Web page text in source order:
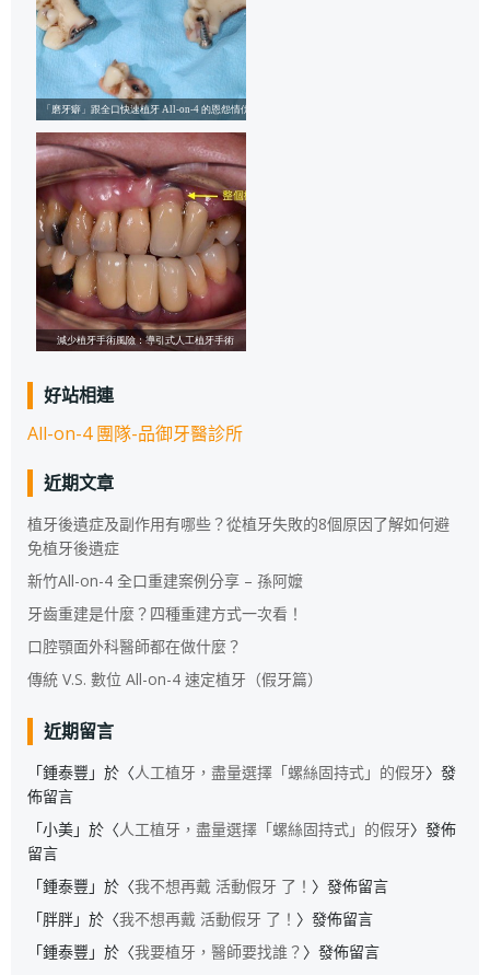
好站相連
All-on-4 團隊-品御牙醫診所
近期文章
植牙後遺症及副作用有哪些？從植牙失敗的8個原因了解如何避
免植牙後遺症
新竹All-on-4 全口重建案例分享 – 孫阿嬤
牙齒重建是什麼？四種重建方式一次看！
口腔顎面外科醫師都在做什麼？
傳統 V.S. 數位 All-on-4 速定植牙（假牙篇）
近期留言
「鍾泰豐 」於〈人工植牙，盡量選擇「螺絲固持式」的假牙〉發
佈留言
「小美」於〈人工植牙，盡量選擇「螺絲固持式」的假牙〉發佈
留言
「鍾泰豐 」於〈我不想再戴 活動假牙 了！ 〉發佈留言
「胖胖」於〈我不想再戴 活動假牙 了！ 〉發佈留言
「鍾泰豐 」於〈我要植牙，醫師要找誰？ 〉發佈留言